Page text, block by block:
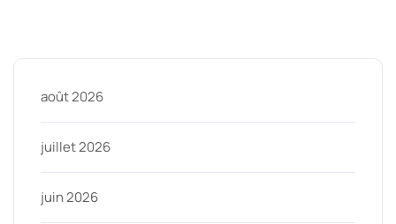
août 2026
juillet 2026
juin 2026